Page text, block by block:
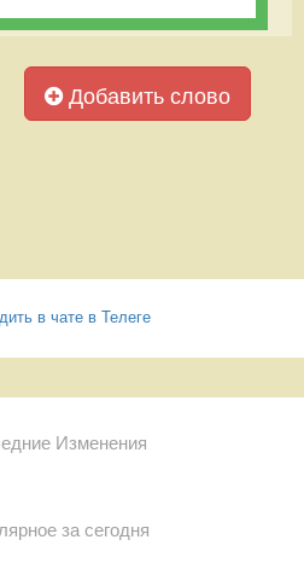
Добавить слово
в чате в Телеге
Изменения
за сегодня